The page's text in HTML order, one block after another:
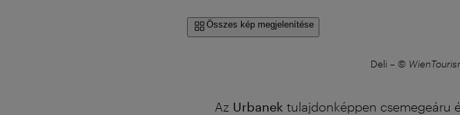
Összes kép megjelenítése
Deli – ©
Az Urbanek tulajdonképpen csemegeáru